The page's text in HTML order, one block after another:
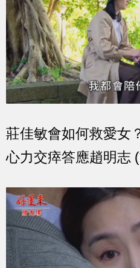
莊佳敏會如何救愛女
心力交瘁答應趙明志